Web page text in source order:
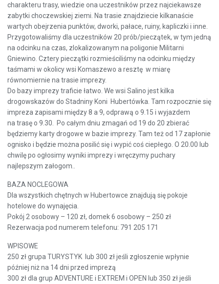
charakteru trasy, wiedzie ona uczestników przez najciekawsze
zabytki choczewskiej ziemi. Na trasie znajdziecie kilkanaście
wartych obejrzenia punktów, dworki, pałace, ruiny, kapliczki i inne.
Przygotowaliśmy dla uczestników 20 prób/pieczątek, w tym jedną
na odcinku na czas, zlokalizowanym na poligonie Militarni
Gniewino. Cztery pieczątki rozmieściliśmy na odcinku między
taśmami w okolicy wsi Komaszewo a resztę w miarę
równomiernie na trasie imprezy.
Do bazy imprezy traficie łatwo. We wsi Salino jest kilka
drogowskazów do Stadniny Koni Hubertówka. Tam rozpocznie się
impreza zapisami między 8 a 9, odprawą o 9.15 i wyjazdem
na trasę o 9.30. Po całym dniu zmagań od 19 do 20 zbierać
będziemy karty drogowe w bazie imprezy. Tam też od 17 zapłonie
ognisko i będzie można posilić się i wypić coś ciepłego. O 20.00 lub
chwilę po ogłosimy wyniki imprezy i wręczymy puchary
najlepszym załogom..
BAZA NOCLEGOWA
Dla wszystkich chętnych w Hubertowce znajdują się pokoje
hotelowe do wynajęcia.
Pokój 2 osobowy – 120 zł, domek 6 osobowy – 250 zł
Rezerwacja pod numerem telefonu: 791 205 171
WPISOWE
250 zł grupa TURYSTYK lub 300 zł jeśli zgłoszenie wpłynie
później niż na 14 dni przed imprezą
300 zł dla grup ADVENTURE i EXTREM i OPEN lub 350 zł jeśli